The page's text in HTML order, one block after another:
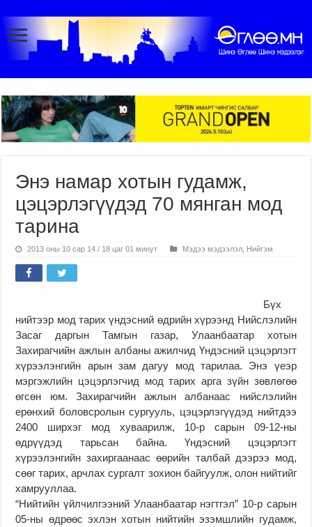
Энэ намар хотын гудамж,
цэцэрлэгүүдэд 70 мянган мод
тарина
2013 оны 10 сар 14 / 18 цаг 01 минут Мэдээ мэдээлэл Нийгэм
Бүх
нийтээр мод тарих үндэсний өдрийн хүрээнд Нийслэлийн
Засаг даргын Тамгын газар, Улаанбаатар хотын
Захирагчийн ажлын албаны ажилчид Үндэсний цэцэрлэгт
хүрээлэнгийн арын зам дагуу мод тарилаа. Энэ үеэр
мэргэжлийн цэцэрлэгчид мод тарих арга зүйн зөвлөгөө
өгсөн юм. Захирагчийн ажлын албанаас нийслэлийн
ерөнхий боловсролын сургууль, цэцэрлэгүүдэд нийтдээ
2400 ширхэг мод хуваарилж, 10-р сарын 09-12-ны
өдрүүдэд тарьсан байна. Үндэсний цэцэрлэгт
хүрээлэнгийн захиргаанаас өөрийн талбай дээрээ мод,
сөөг тарих, арчлах сургалт зохион байгуулж, олон нийтийг
хамрууллаа.
“Нийтийн үйлчилгээний Улаанбаатар нэгтгэл” 10-р сарын
05-ны өдрөөс эхлэн хотын нийтийн эзэмшлийн гудамж,